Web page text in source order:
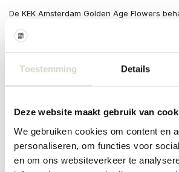
Toestemming Details
Deze website maakt gebruik van
We gebruiken cookies om content en
personaliseren, om functies voor
en om ons websiteverkeer te
De KEK Amsterdam Golden Age Flowers
vormen van 142,5 cm breed bij 180 cm
Afmeting: 142.5 x 180 cm (b x h)